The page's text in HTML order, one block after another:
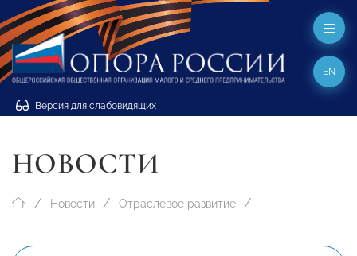
Версия для слабовидящих
EN
НОВОСТИ
Новости Отраслевое развитие